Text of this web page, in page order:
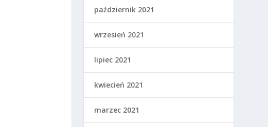
październik 2021
wrzesień 2021
lipiec 2021
kwiecień 2021
marzec 2021